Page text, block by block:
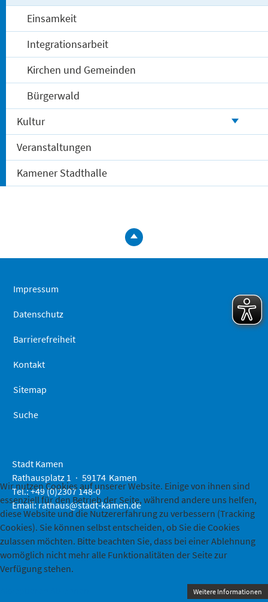
Einsamkeit
Integrationsarbeit
Kirchen und Gemeinden
Bürgerwald
Kultur
Veranstaltungen
Kamener Stadthalle
zum
Impressum
Datenschutz
Barrierefreiheit
Kontakt
Sitemap
Suche
Stadt Kamen
Rathausplatz 1
59174 Kamen
Tel.: +49 (0)2307 148-0
Email:rathaus@stadt-kamen.de
Wir nutzen Cookies auf unserer Website. Einige von ihnen sind
essenziell für den Betrieb der Seite, während andere uns helfen,
diese Website und die Nutzererfahrung zu verbessern (Tracking
Cookies). Sie können selbst entscheiden, ob Sie die Cookies
zulassen möchten. Bitte beachten Sie, dass bei einer Ablehnung
womöglich nicht mehr alle Funktionalitäten der Seite zur
Verfügung stehen.
Weitere Informationen